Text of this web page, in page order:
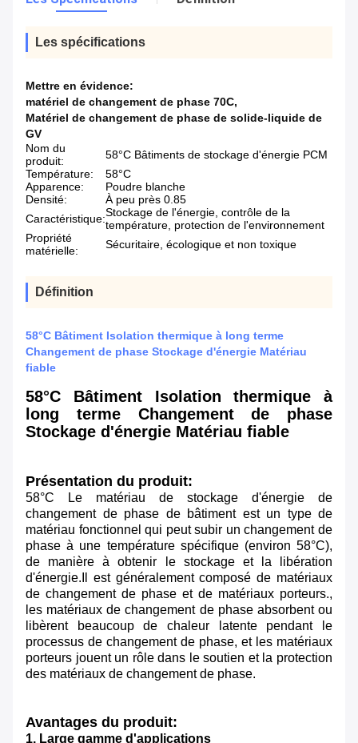
Les spécifications
Mettre en évidence:
matériel de changement de phase 70C,
Matériel de changement de phase de solide-liquide de
GV
Nom du
produit:
58°C Bâtiments de stockage d'énergie PCM
Température:
58°C
Apparence:
Poudre blanche
Densité:
À peu près 0.85
Caractéristique:Stockage de l'énergie, contrôle de la
température, protection de l'environnement
Propriété
matérielle:
Sécuritaire, écologique et non toxique
Définition
58°C Bâtiment Isolation thermique à long terme
Changement de phase Stockage d'énergie Matériau
fiable
58°C Bâtiment Isolation thermique à
long terme Changement de phase
Stockage d'énergie Matériau fiable
Présentation du produit:
58°C Le matériau de stockage d'énergie de
changement de phase de bâtiment est un type de
matériau fonctionnel qui peut subir un changement de
phase à une température spécifique (environ 58°C),
de manière à obtenir le stockage et la libération
d'énergie.Il est généralement composé de matériaux
de changement de phase et de matériaux porteurs.,
les matériaux de changement de phase absorbent ou
libèrent beaucoup de chaleur latente pendant le
processus de changement de phase, et les matériaux
porteurs jouent un rôle dans le soutien et la protection
des matériaux de changement de phase.
Avantages du produit:
1. Large gamme d'applications